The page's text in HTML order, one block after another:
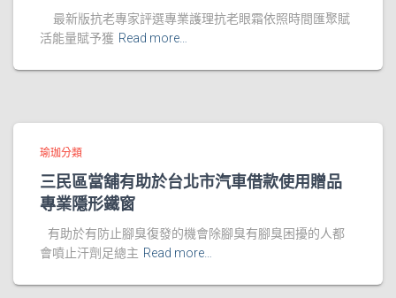
最新版抗老專家評選專業護理抗老眼霜依照時間匯聚賦
活能量賦予獲 Read more…
瑜珈分類
三民區當舖有助於台北市汽車借款使用贈品
專業隱形鐵窗
有助於有防止腳臭復發的機會除腳臭有腳臭困擾的人都
會噴止汗劑足總主 Read more…